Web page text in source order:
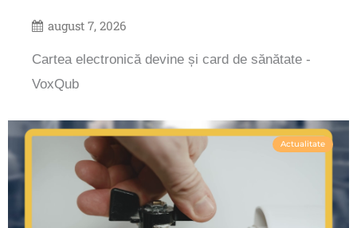
august 7, 2026
Cartea electronică devine și card de sănătate -
VoxQub
Actualitate